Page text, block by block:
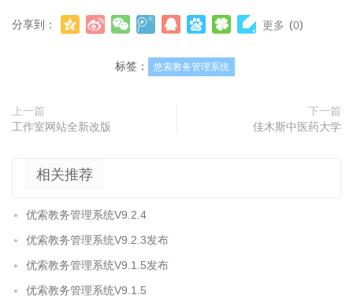
分享到： 更多 (0)
标签： 悠索教务管理系统
上一篇
工作室网站全新改版
下一篇
佳木斯中医药大学
相关推荐
优索教务管理系统V9.2.4
优索教务管理系统V9.2.3发布
优索教务管理系统V9.1.5发布
优索教务管理系统V9.1.5